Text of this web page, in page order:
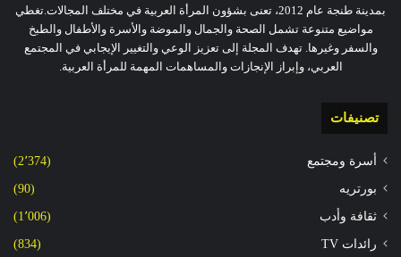
بمدينة طنجة عام 2012، تعنى بشؤون المرأة العربية في مختلف المجالات.تغطي
مواضيع متنوعة تشمل الصحة والجمال والموضة والأسرة والأطفال والطبخ
والسفر وغيرها. تهدف المجلة إلى تعزيز الوعي والتغيير الإيجابي في المجتمع
العربي، وإبراز الإنجازات والمساهمات المهمة للمرأة العربية.
تصنيفات
أسرة ومجتمع (2٬374)
بورتريه (90)
ثقافة وأدب (1٬006)
رائدات TV (834)